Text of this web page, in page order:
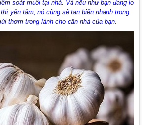
soát muỗi tại nhà. Và nếu như bạn đang lo
yên tâm, nó cũng sẽ tan biến nhanh trong
thơm trong lành cho căn nhà của bạn.